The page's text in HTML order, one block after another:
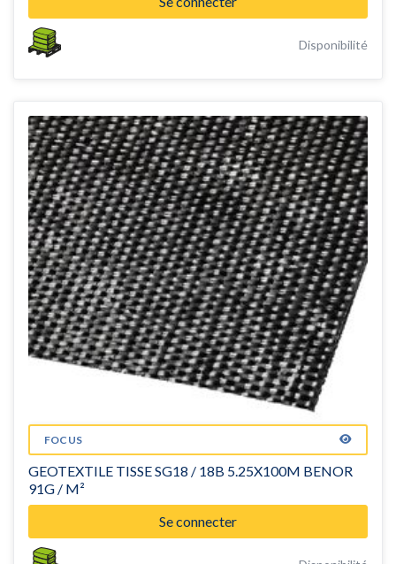
Disponibilité
FOCUS
GEOTEXTILE TISSE SG18 / 18B 5.25X100M BENOR
91G / M²
Se connecter